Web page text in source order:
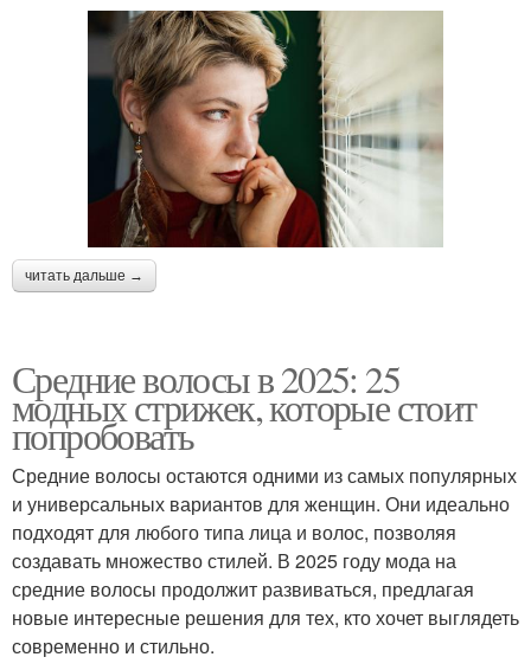
читать дальше →
Средние волосы в 2025: 25
модных стрижек, которые стоит
попробовать
Средние волосы остаются одними из самых популярных
и универсальных вариантов для женщин. Они идеально
подходят для любого типа лица и волос, позволяя
создавать множество стилей. В 2025 году мода на
средние волосы продолжит развиваться, предлагая
новые интересные решения для тех, кто хочет выглядеть
современно и стильно.